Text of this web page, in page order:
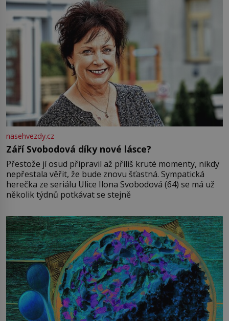
nasehvezdy.cz
Září Svobodová díky nové lásce?
Přestože jí osud připravil až příliš kruté momenty, nikdy
nepřestala věřit, že bude znovu šťastná. Sympatická
herečka ze seriálu Ulice Ilona Svobodová (64) se má už
několik týdnů potkávat se stejně